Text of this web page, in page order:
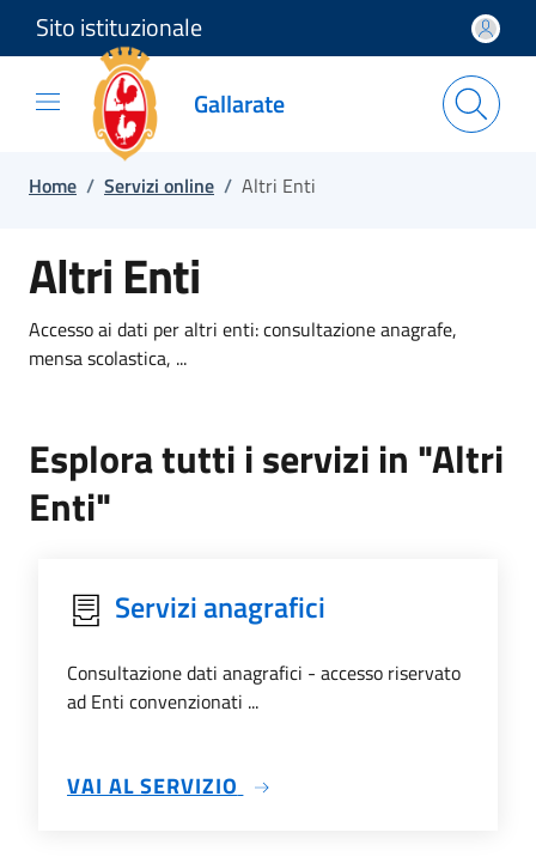
Salta e vai al contenuto
Salta e vai al footer
Sito istituzionale
Gallarate
Home / Servizi online / Altri Enti
Altri Enti
Accesso ai dati per altri enti: consultazione anagrafe,
mensa scolastica, ...
Esplora tutti i servizi in "Altri
Enti"
Servizi anagrafici
Consultazione dati anagrafici - accesso riservato
ad Enti convenzionati ...
VAI AL SERVIZIO SU SERVIZI ANAGRAFICI